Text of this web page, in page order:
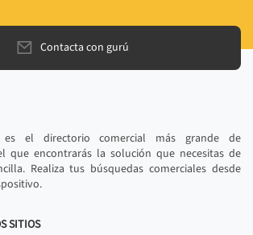
Contacta con gurú
es el directorio comercial más grande de
que encontrarás la solución que necesitas de
Realiza tus búsquedas comerciales desde
SITIOS